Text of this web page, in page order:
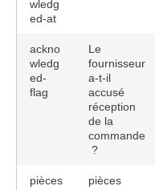
wledg
ed-at
ackno
wledg
ed-
flag
Le
fournisseur
a-t-il
accusé
réception
de la
commande
?
pièces
pièces